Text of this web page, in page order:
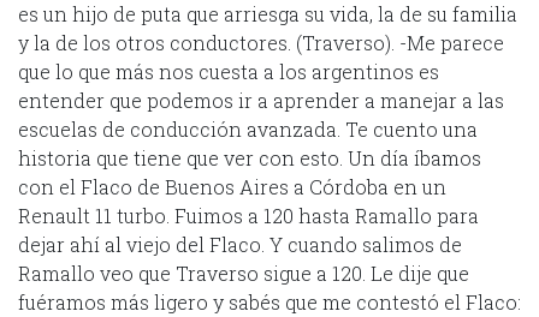
es un hijo de puta que arriesga su vi­da, la de su familia
y la de los otros con­ductores. (Traverso). -Me parece
que lo que más nos cuesta a los argentinos es
entender que pode­mos ir a aprender a manejar a las
escue­las de conducción avanzada. Te cuento una
historia que tiene que ver con esto. Un día íbamos
con el Flaco de Buenos Aires a Córdoba en un
Renault 11 turbo. Fuimos a 120 hasta Ramallo para
dejar ahí al viejo del Flaco. Y cuando salimos de
Ramallo veo que Traverso sigue a 120. Le dije que
fuéramos más ligero y sabés que me contestó el Flaco: